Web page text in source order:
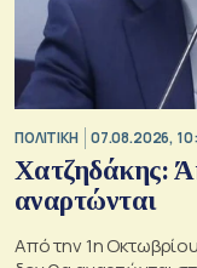
ΠΟΛΙΤΙΚΗ 07.08.2026,
Χατζηδάκης:
αναρτώνται
Από την 1η